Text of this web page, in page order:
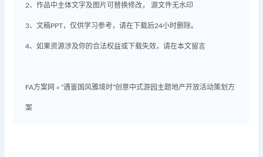
2、作品中主体文字及图片可替换修改， 源文件无水印
3、文稿PPT，仅供学习参考，请在下载后24小时删除。
4、如果资源涉及你的合法权益或下载失效，请在本文留言
FA方案网 » “遇鉴国风雅境时”创意中式游园主题地产开放活动策划方
案